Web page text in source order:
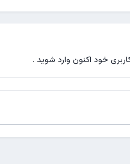
خود اکنون وارد شوید .